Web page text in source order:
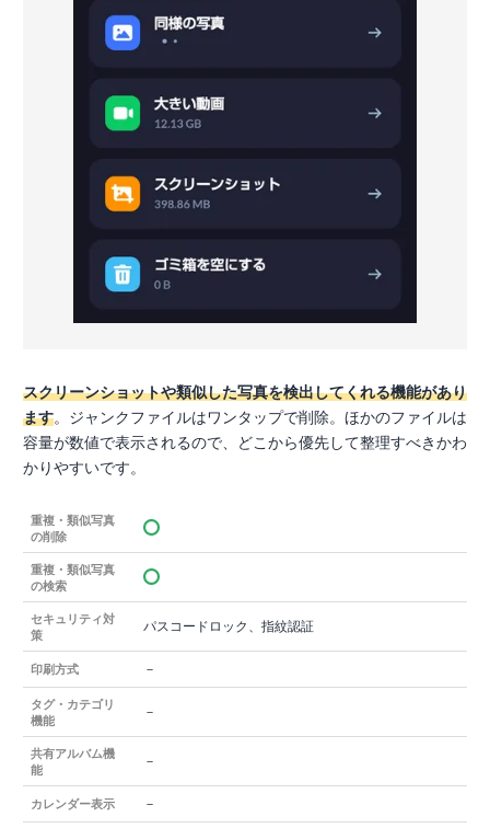
スクリーンショットや類似した写真を検出してくれる機能があり
ます。ジャンクファイルはワンタップで削除。ほかのファイルは
容量が数値で表示されるので、どこから優先して整理すべきかわ
かりやすいです。
重複・類似写真
の削除
重複・類似写真
の検索
セキュリティ対
策
パスコードロック、指紋認証
印刷方式 －
タグ・カテゴリ
機能
－
共有アルバム機
能
－
カレンダー表示 －